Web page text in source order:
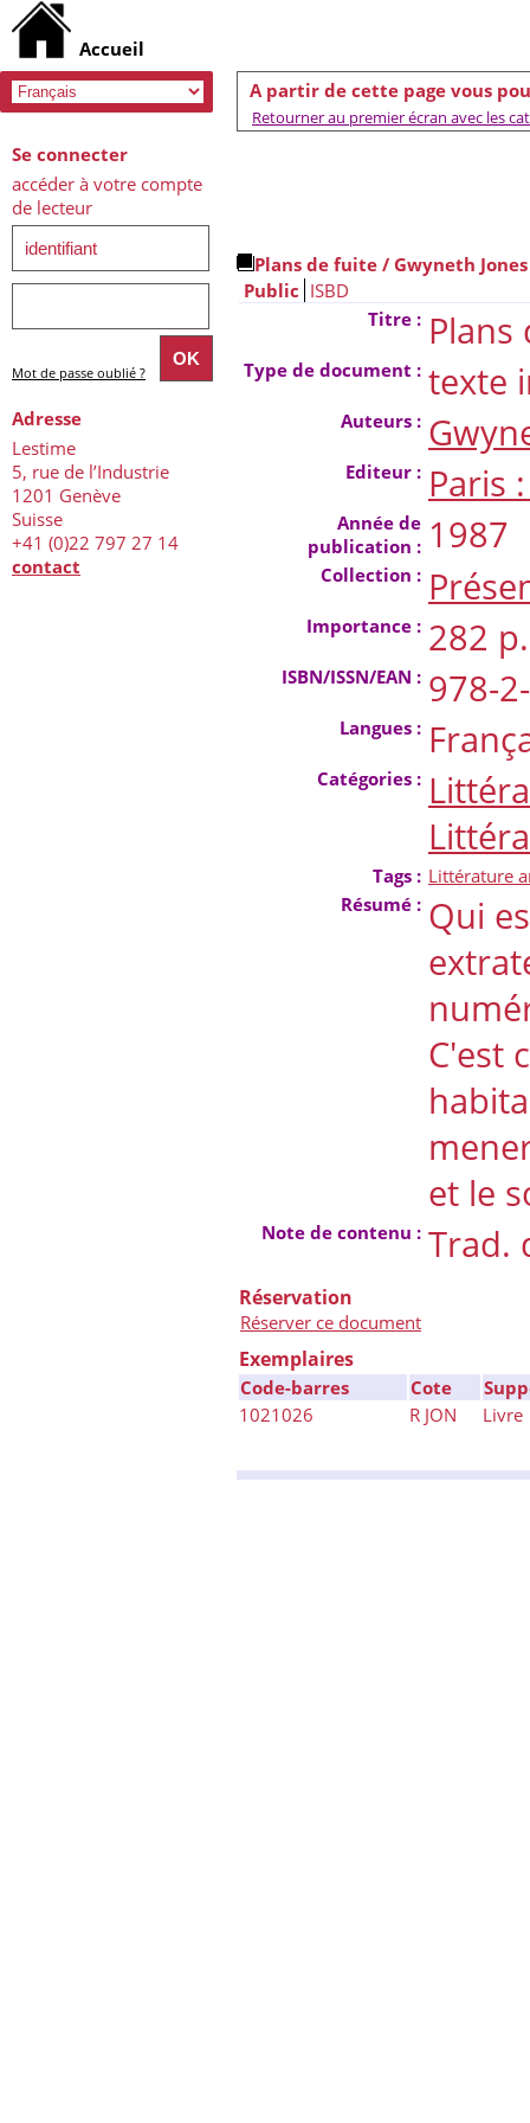
A partir de cette page vous
Retourner au premier écran avec les
Plans de fuite / Gwyneth Jones
Public ISBD
Titre : Plans
Type de document : texte
Auteurs :
Editeur : Paris
Année de
publication : 1987
Collection :
Importance : 282 p.
ISBN/ISSN/EAN : 978-
Langues :
Catégories :
Tags : Littérature
Résumé : Qui
C'est
et le
Note de contenu : Trad.
Réservation
Réserver ce document
Exemplaires
Code-barres Cote
1021026
R JON Livre
Se connecter
accéder à votre compte
de lecteur
Mot de passe oublié ?
Adresse
Lestime
5, rue de l’Industrie
1201 Genève
Suisse
+41 (0)22 797 27 14
contact